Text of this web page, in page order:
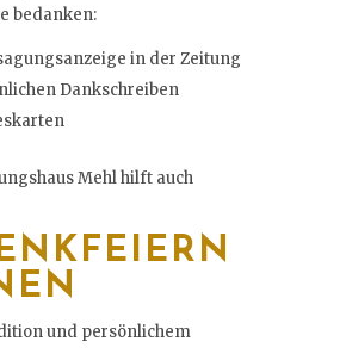
bedanken:
in der Zeitung
Dankschreiben
Mehl hilft auch
und persönlichem